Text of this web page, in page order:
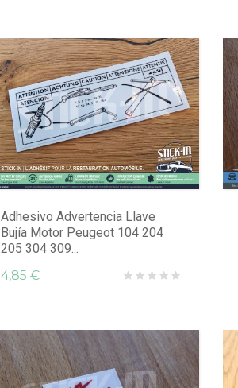
Adhesivo Advertencia Llave
Bujía Motor Peugeot 104 204
205 304 309...
4,85 €